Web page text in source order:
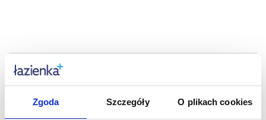
Zgoda Szczegóły O plikach cookies
Dane techniczne
Marka Nordlux